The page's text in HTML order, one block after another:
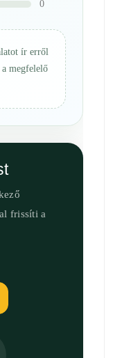
0
ír erről
megfelelő
frissíti a